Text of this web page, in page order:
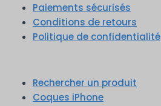
Paiements sécurisés
Conditions de retours
Politique de confidentialité
Rechercher un produit
Coques iPhone